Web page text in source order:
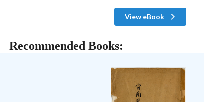
View eBook
Recommended Books: